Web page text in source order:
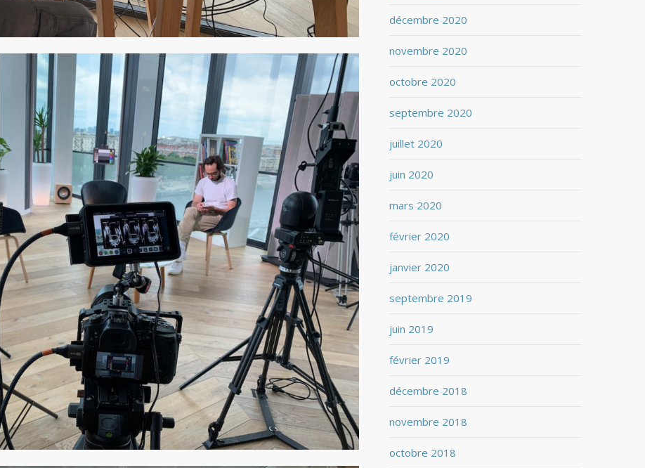
décembre 2020
novembre 2020
octobre 2020
septembre 2020
juillet 2020
juin 2020
mars 2020
février 2020
janvier 2020
septembre 2019
juin 2019
février 2019
décembre 2018
novembre 2018
octobre 2018